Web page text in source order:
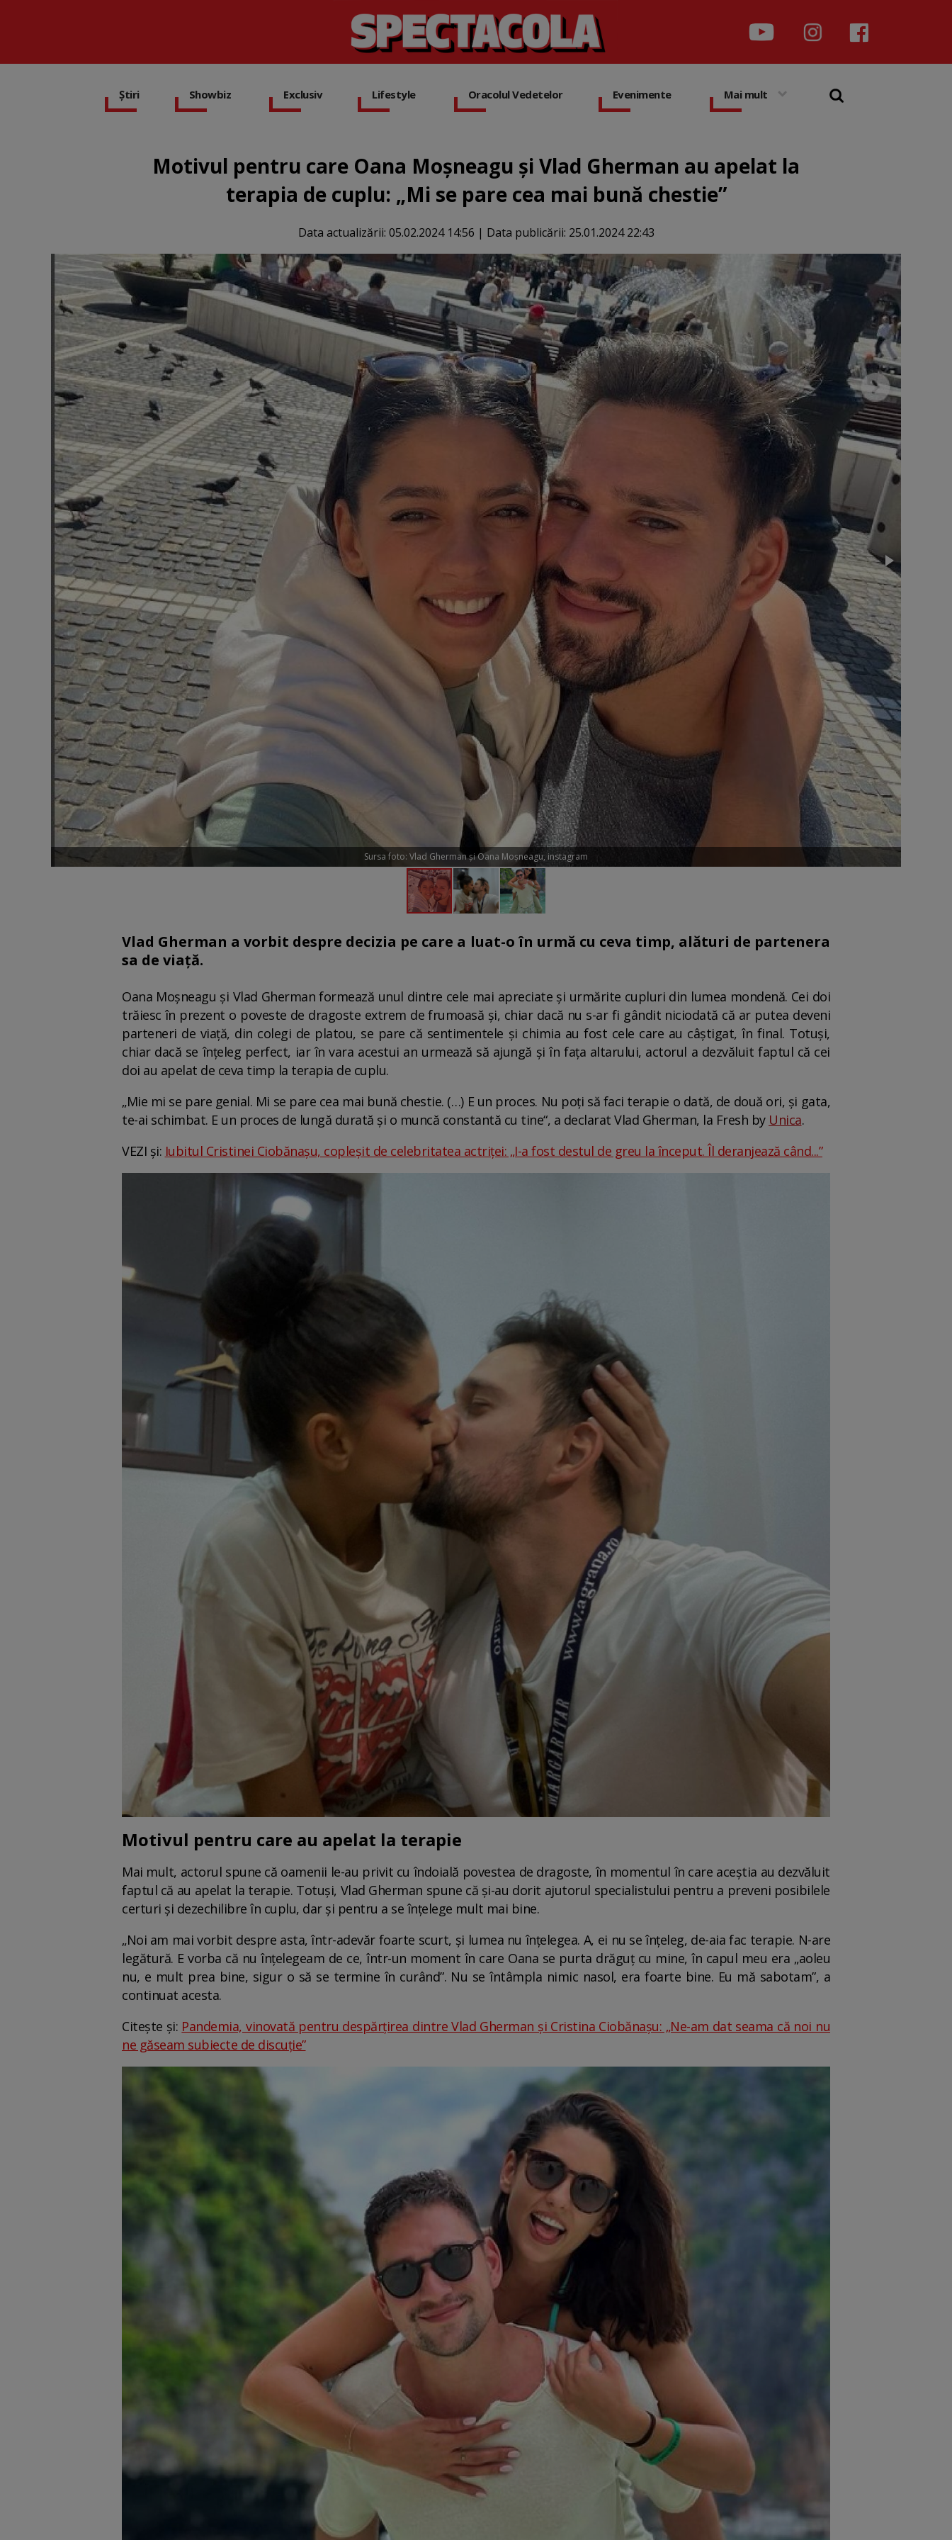
Știri Showbiz Exclusiv Lifestyle Oracolul Vedetelor Evenimente Mai mult
Motivul pentru care Oana Moșneagu și Vlad Gherman au apelat la
terapia de cuplu: „Mi se pare cea mai bună chestie”
Data actualizării: 05.02.2024 14:56 | Data publicării: 25.01.2024 22:43
Sursa foto: Vlad Gherman și Oana Moșneagu, instagram
Vlad Gherman a vorbit despre decizia pe care a luat-o în urmă cu ceva timp, alături de partenera
sa de viață.
Oana Moșneagu și Vlad Gherman formează unul dintre cele mai apreciate și urmărite cupluri din lumea mondenă. Cei doi
trăiesc în prezent o poveste de dragoste extrem de frumoasă și, chiar dacă nu s-ar fi gândit niciodată că ar putea deveni
parteneri de viață, din colegi de platou, se pare că sentimentele și chimia au fost cele care au câștigat, în final. Totuși,
chiar dacă se înțeleg perfect, iar în vara acestui an urmează să ajungă și în fața altarului, actorul a dezvăluit faptul că cei
doi au apelat de ceva timp la terapia de cuplu.
„Mie mi se pare genial. Mi se pare cea mai bună chestie. (…) E un proces. Nu poți să faci terapie o dată, de două ori, și gata,
te-ai schimbat. E un proces de lungă durată și o muncă constantă cu tine“, a declarat Vlad Gherman, la Fresh by Unica.
VEZI și: Iubitul Cristinei Ciobănașu, copleșit de celebritatea actriței: „I-a fost destul de greu la început. Îl deranjează când...”
Motivul pentru care au apelat la terapie
Mai mult, actorul spune că oamenii le-au privit cu îndoială povestea de dragoste, în momentul în care aceștia au dezvăluit
faptul că au apelat la terapie. Totuși, Vlad Gherman spune că și-au dorit ajutorul specialistului pentru a preveni posibilele
certuri și dezechilibre în cuplu, dar și pentru a se înțelege mult mai bine.
„Noi am mai vorbit despre asta, într-adevăr foarte scurt, și lumea nu înțelegea. A, ei nu se înțeleg, de-aia fac terapie. N-are
legătură. E vorba că nu înțelegeam de ce, într-un moment în care Oana se purta drăguț cu mine, în capul meu era „aoleu
nu, e mult prea bine, sigur o să se termine în curând”. Nu se întâmpla nimic nasol, era foarte bine. Eu mă sabotam”, a
continuat acesta.
Citește și: Pandemia, vinovată pentru despărțirea dintre Vlad Gherman și Cristina Ciobănașu: „Ne-am dat seama că noi nu
ne găseam subiecte de discuție”